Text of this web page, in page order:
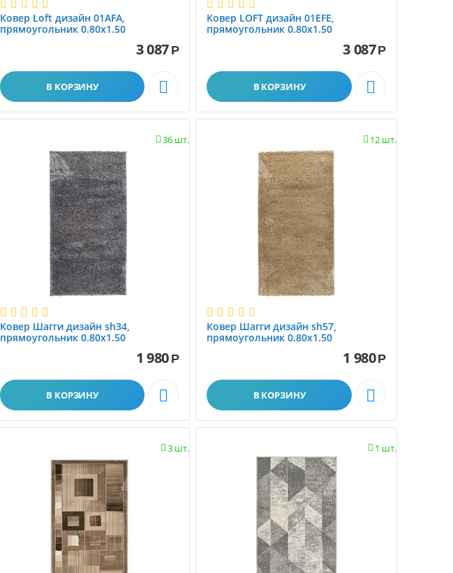
Ковер Loft дизайн 01AFA,
прямоугольник 0.80x1.50
3 087 Р
В КОРЗИНУ 
Ковер LOFT дизайн 01EFE,
прямоугольник 0.80x1.50
3 087Р
В КОРЗИНУ 
36 шт.

Ковер Шагги дизайн sh34,
прямоугольник 0.80x1.50
1 980 Р
В КОРЗИНУ 
12 шт.

Ковер Шагги дизайн sh57,
прямоугольник 0.80x1.50
1 980Р
В КОРЗИНУ 
3 шт.
 1 шт.
